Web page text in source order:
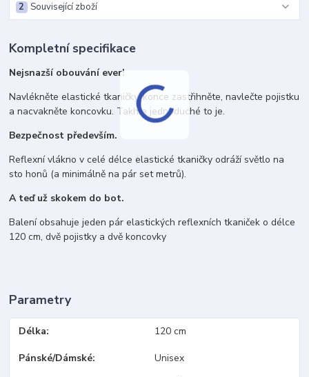
Související zboží
2
Kompletní specifikace
Nejsnazší obouvání ever!
Navlékněte elastické tkaničky, konce zastřihněte, navlečte pojistku
a nacvakněte koncovku. Takhle jednoduché to je.
Bezpečnost především.
Reflexní vlákno v celé délce elastické tkaničky odráží světlo na
sto honů (a minimálně na pár set metrů).
A teď už skokem do bot.
Balení obsahuje jeden pár elastických reflexních tkaniček o délce
120 cm, dvě pojistky a dvě koncovky
Parametry
Délka 120 cm
Pánské/Dámské Unisex